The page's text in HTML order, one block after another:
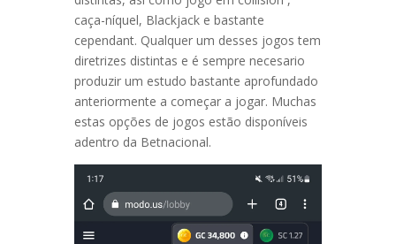
caça-níquel, Blackjack e bastante
cependant. Qualquer um desses jogos tem
diretrizes distintas e é sempre necesario
produzir um estudo bastante aprofundado
anteriormente a começar a jogar. Muchas
estas opções de jogos estão disponíveis
adentro da Betnacional.